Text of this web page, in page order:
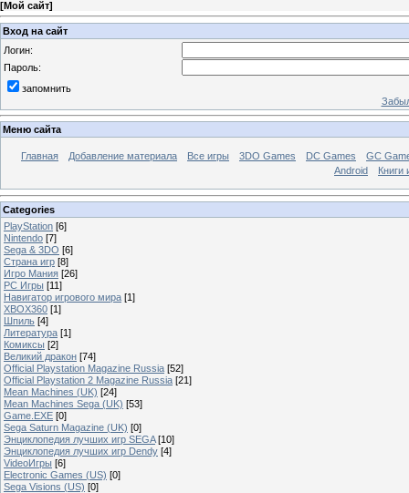
[Мой сайт]
Вход на сайт
Логин:
Пароль:
запомнить
Меню сайта
Главная Добавление материала Все игры 3DO Games DC Games
GC
Android
Книги
Categories
PlayStation [6]
Nintendo [7]
Sega & 3DO [6]
Страна игр [8]
Игро Мания [26]
PC Игры [11]
Навигатор игрового мира [1]
XBOX360 [1]
Шпиль [4]
Литература [1]
Комиксы [2]
Великий дракон [74]
Official Playstation Magazine Russia [52]
Official Playstation 2 Magazine Russia [21]
Mean Machines (UK) [24]
Mean Machines Sega (UK) [53]
Game.EXE [0]
Sega Saturn Magazine (UK) [0]
Энциклопедия лучших игр SEGA [10]
Энциклопедия лучших игр Dendy [4]
VideoИгры [6]
Electronic Games (US) [0]
Sega Visions (US) [0]